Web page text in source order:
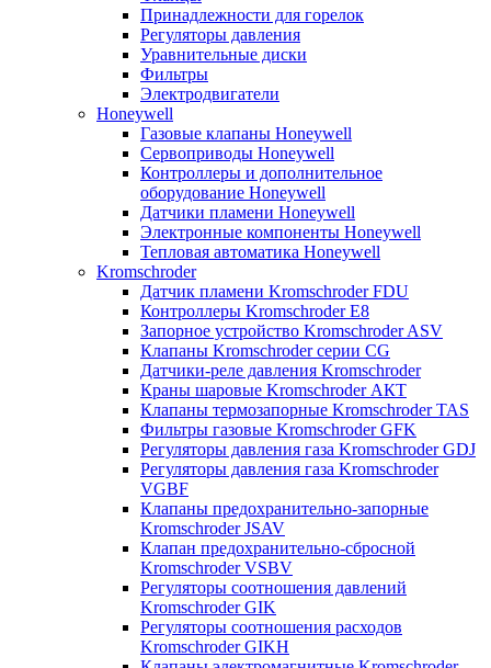
Принадлежности для горелок
Регуляторы давления
Уравнительные диски
Фильтры
Электродвигатели
Honeywell
Газовые клапаны Honeywell
Сервоприводы Honeywell
Контроллеры и дополнительное
оборудование Honeywell
Датчики пламени Honeywell
Электронные компоненты Honeywell
Тепловая автоматика Honeywell
Kromschroder
Датчик пламени Kromschroder FDU
Контроллеры Kromschroder E8
Запорное устройство Kromschroder ASV
Клапаны Kromschroder серии CG
Датчики-реле давления Kromschroder
Краны шаровые Kromschroder АКТ
Клапаны термозапорные Kromschroder TAS
Фильтры газовые Kromschroder GFK
Регуляторы давления газа Kromschroder GDJ
Регуляторы давления газа Kromschroder
VGBF
Клапаны предохранительно-запорные
Kromschroder JSAV
Клапан предохранительно-сбросной
Kromschroder VSBV
Регуляторы соотношения давлений
Kromschroder GIK
Регуляторы соотношения расходов
Kromschroder GIKH